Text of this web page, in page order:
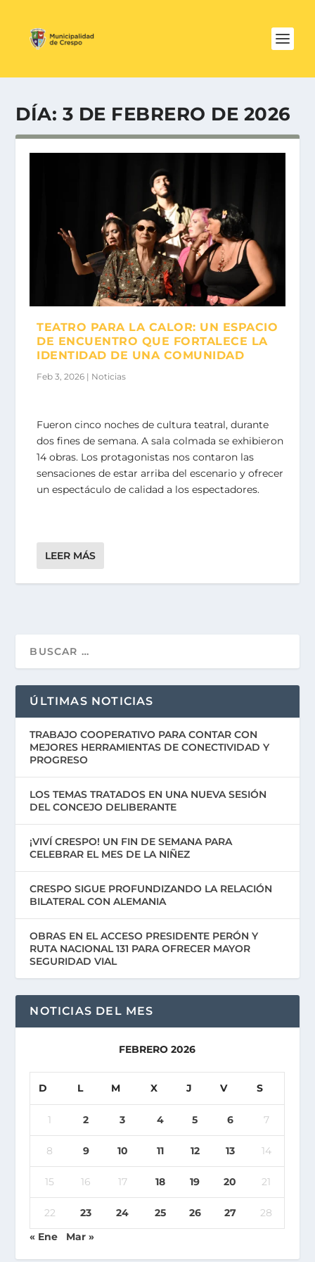
DÍA: 3 DE FEBRERO DE 2026
TEATRO PARA LA CALOR: UN ESPACIO
DE ENCUENTRO QUE FORTALECE LA
IDENTIDAD DE UNA COMUNIDAD
Feb 3, 2026 | Noticias
Fueron cinco noches de cultura teatral, durante
dos fines de semana. A sala colmada se exhibieron
14 obras. Los protagonistas nos contaron las
sensaciones de estar arriba del escenario y ofrecer
un espectáculo de calidad a los espectadores.
LEER MÁS
ÚLTIMAS NOTICIAS
TRABAJO COOPERATIVO PARA CONTAR CON
MEJORES HERRAMIENTAS DE CONECTIVIDAD Y
PROGRESO
LOS TEMAS TRATADOS EN UNA NUEVA SESIÓN
DEL CONCEJO DELIBERANTE
¡VIVÍ CRESPO! UN FIN DE SEMANA PARA
CELEBRAR EL MES DE LA NIÑEZ
CRESPO SIGUE PROFUNDIZANDO LA RELACIÓN
BILATERAL CON ALEMANIA
OBRAS EN EL ACCESO PRESIDENTE PERÓN Y
RUTA NACIONAL 131 PARA OFRECER MAYOR
SEGURIDAD VIAL
NOTICIAS DEL MES
FEBRERO 2026
D L M X J V S
1 2 3 4 5 6 7
8 9 10 11 12 13 14
15 16 17 18 19 20 21
22 23 24 25 26 27
28
« Ene
Mar »